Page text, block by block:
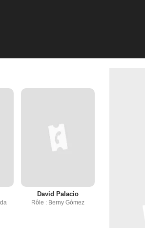
David Palacio
Rôle : Berny Gómez